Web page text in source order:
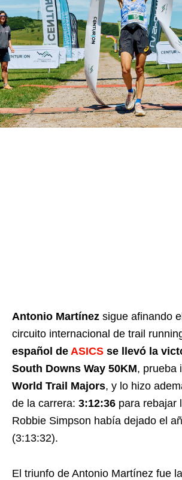
Antonio Martínez sigue afinando
circuito internacional de trail
español de ASICS se llevó la
South Downs Way 50KM, prueba
World Trail Majors, y lo hizo
de la carrera: 3:12:36 para rebajar
Robbie Simpson había dejado el
(3:13:32).
El triunfo de Antonio Martínez fue